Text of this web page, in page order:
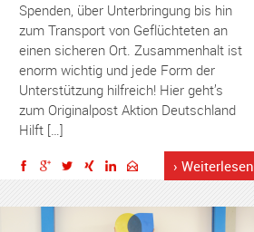
Spenden, über Unterbringung bis hin
zum Transport von Geflüchteten an
einen sicheren Ort. Zusammenhalt ist
enorm wichtig und jede Form der
Unterstützung hilfreich! Hier geht’s
zum Originalpost Aktion Deutschland
Hilft […]
› Weiterlesen